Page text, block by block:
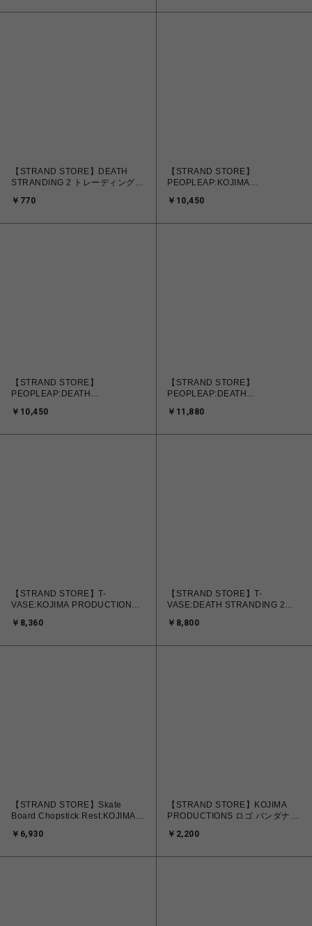
【STRAND STORE】DEATH
STRANDING 2 トレーディングピ
ム）
￥770
【STRAND STORE】
PEOPLEAP:KOJIMA
￥10,450
【STRAND STORE】
PEOPLEAP:DEATH
￥10,450
【STRAND STORE】
PEOPLEAP:DEATH
￥11,880
【STRAND STORE】T-
VASE:KOJIMA PRODUCTIONS
￥8,360
【STRAND STORE】T-
VASE:DEATH STRANDING 2
￥8,800
【STRAND STORE】Skate
Board Chopstick Rest:KOJIMA
￥6,930
【STRAND STORE】KOJIMA
PRODUCTIONS ロゴ バンダナ
￥2,200